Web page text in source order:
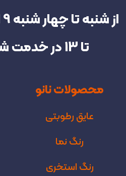
تا 13 در خدمت شما هستیم.
محصولات نانو
عایق رطوبتی
رنگ نما
رنگ استخری